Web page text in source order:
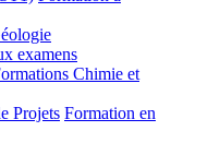
examens
Chimie et
Projets Formation en